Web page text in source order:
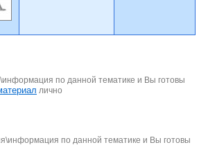
по данной тематике и Вы готовы
лично
по данной тематике и Вы готовы